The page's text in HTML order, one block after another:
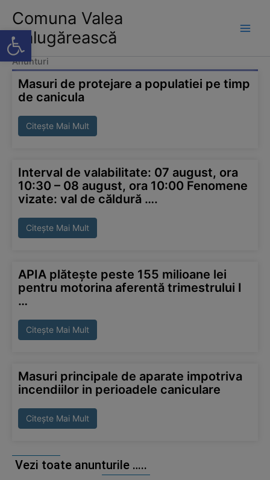
Deschide bara de unelte
content
Comuna Valea
Călugărească
Anunturi
Masuri de protejare a populatiei pe timp
de canicula
Citește Mai Mult
Interval de valabilitate: 07 august, ora
10:30 – 08 august, ora 10:00 Fenomene
vizate: val de căldură ….
Citește Mai Mult
APIA plătește peste 155 milioane lei
pentru motorina aferentă trimestrului I
…
Citește Mai Mult
Masuri principale de aparate impotriva
incendiilor in perioadele caniculare
Citește Mai Mult
Vezi toate anunturile …..